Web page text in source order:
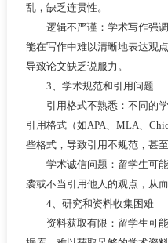
乱，缺乏连贯性。
逻辑不严谨：学术写作强调
能在写作中难以清晰地表达观
导致论文缺乏说服力。
3、学术规范和引用问题
引用格式不熟悉：不同的学
引用格式（如APA、MLA、
些格式，导致引用不规范，甚
学术诚信问题：留学生可能
袭或不当引用他人的观点，从
4、研究和资料收集困难
资料获取有限：留学生可能